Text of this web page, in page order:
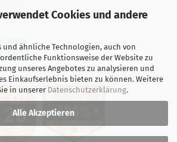
Cookies und andere
und ähnliche Technologien, auch von
Funktionsweise der Website zu
unseres Angebotes zu analysieren und
Einkaufserlebnis bieten zu können. Weitere
in unserer Datenschutzerklärung.
Alle Akzeptieren